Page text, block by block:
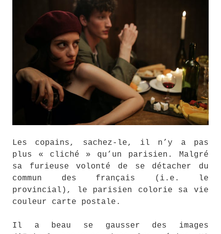
Les copains, sachez-le, il n’y a pas
plus « cliché » qu’un parisien. Malgré
sa furieuse volonté de se détacher du
commun des français (i.e. le
provincial), le parisien colorie sa vie
couleur carte postale.
Il a beau se gausser des images